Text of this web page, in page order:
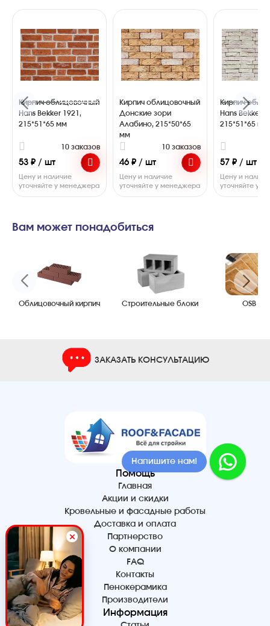
Кирпич облицовочный
Hans Bekker 1921,
215*51*65 мм
10 заказов
53 ₽ / шт
Цену и наличие
уточняйте у менеджера
Кирпич облицовочный
Донские зори
Алабино, 215*50*65
мм
10 заказов
46 ₽ / шт
Цену и наличие
уточняйте у менеджера
Кирпич
Hans Bekker
215*51*65 мм
57 ₽ / шт
Цену и
уточняйте у
Вам может понадобиться
Облицовочный кирпич Строительные блоки OSB
ЗАКАЗАТЬ КОНСУЛЬТАЦИЮ
Помощь
Главная
Акции и скидки
Кровельные и фасадные работы
Доставка и оплата
Партнерство
О компании
FAQ
Контакты
Пенокерамика
Производители
Информация
Напишите нам!